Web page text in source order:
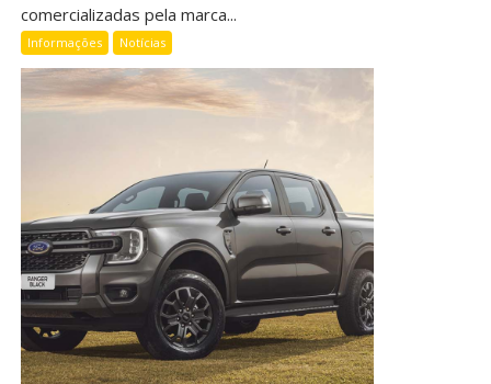
comercializadas pela marca...
Informações Notícias